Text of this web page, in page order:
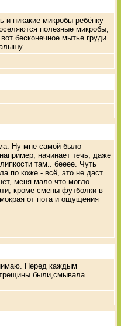
и никакие микробы ребёнку
полезные микробы,
бесконечное мытье груди
Ну мне самой было
начинает течь, даже
там.. бееее. Чуть
по коже - всё, это не даст
меня мало что могло
кроме смены футболки в
от пота и ощущения
Перед каждым
трещины были,смывала